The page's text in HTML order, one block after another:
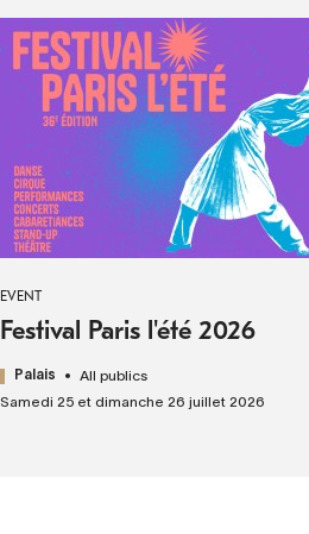
EVENT
Festival Paris l'été 2026
Palais
All publics
Samedi 25 et dimanche 26 juillet 2026